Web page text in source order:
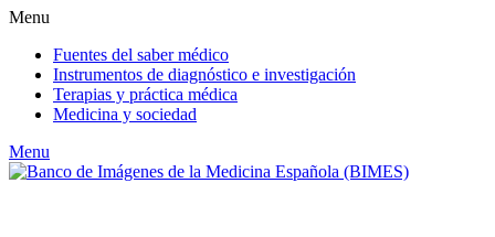
Menu
Fuentes del saber médico
Instrumentos de diagnóstico e investigación
Terapias y práctica médica
Medicina y sociedad
Menu